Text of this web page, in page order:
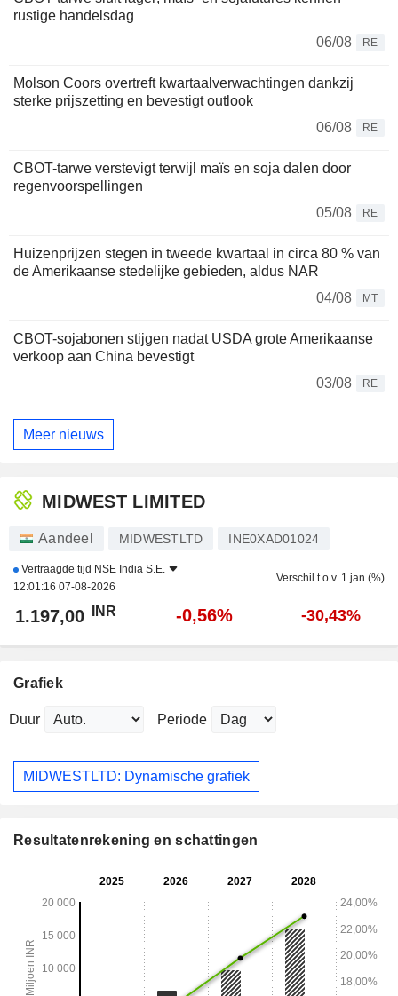
rustige handelsdag
06/08
RE
Molson Coors overtreft kwartaalverwachtingen dankzij
sterke prijszetting en bevestigt outlook
06/08
RE
CBOT-tarwe verstevigt terwijl maïs en soja dalen door
regenvoorspellingen
05/08
RE
Huizenprijzen stegen in tweede kwartaal in circa 80 % van
de Amerikaanse stedelijke gebieden, aldus NAR
04/08
MT
CBOT-sojabonen stijgen nadat USDA grote Amerikaanse
verkoop aan China bevestigt
03/08
RE
Meer nieuws
MIDWEST LIMITED
Aandeel MIDWESTLTD INE0XAD01024
Vertraagde tijd NSE India S.E.
12:01:16 07-08-2026
Verschil t.o.v. 1 jan (%)
1.197,00 INR -0,56% -30,43%
Grafiek
Duur Periode
MIDWESTLTD: Dynamische grafiek
Resultatenrekening en schattingen